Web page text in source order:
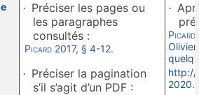
· Préciser les pages ou
les paragraphes
consultés :
Picard2017, § 4-12.
· Préciser la pagination
s’il s’agit d’un PDF :
·
Picard
http://
2020.